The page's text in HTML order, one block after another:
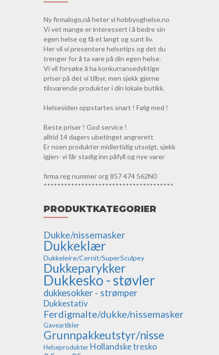
Ny firmalogo,nå heter vi hobbyoghelse.no
Vi vet mange er interessert i å bedre sin
egen helse og få et langt og sunt liv.
Her vil vi presentere helsetips og det du
trenger for å ta vare på din egen helse.
Vi vil forsøke å ha konkurransedyktige
priser på det vi tilbyr, men sjekk gjerne
tilsvarende produkter i din lokale butikk.
Helsesiden oppstartes snart ! Følg med !
Beste priser ! God service !
alltid 14 dagers ubetinget angrerett
Er noen produkter midlertidig utsolgt, sjekk
igjen- vi får stadig inn påfyll og nye varer
firma reg nummer org 857 474 562N0
**************************************
PRODUKTKATEGORIER
Dukke/nissemasker
Dukkeklær
Dukkeleire/Cernit/SuperSculpey
Dukkeparykker
Dukkesko - støvler
dukkesokker - strømper
Dukkestativ
Ferdigmalte/dukke/nissemasker
Gaveartikler
Grunnpakkeutstyr/nisse
Helseprodukter Hollandske tresko